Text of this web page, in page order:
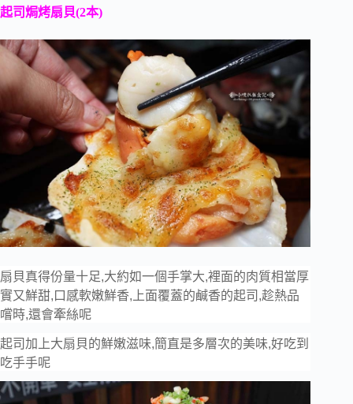
起司焗烤扇貝(2本)
扇貝真得份量十足,大約如一個手掌大,裡面的肉質相當厚
實又鮮甜,口感軟嫩鮮香,上面覆蓋的鹹香的起司,趁熱品
嚐時,還會牽絲呢
起司加上大扇貝的鮮嫩滋味,簡直是多層次的美味,好吃到
吃手手呢